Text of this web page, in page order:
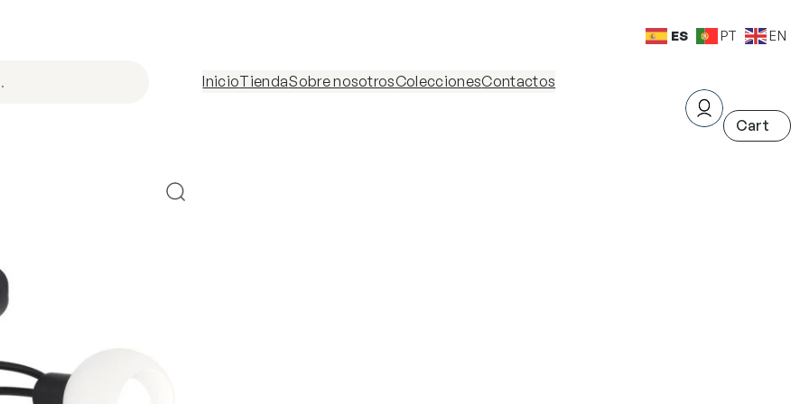
InicioTiendaSobre nosotrosColeccionesContactos
ES PT EN